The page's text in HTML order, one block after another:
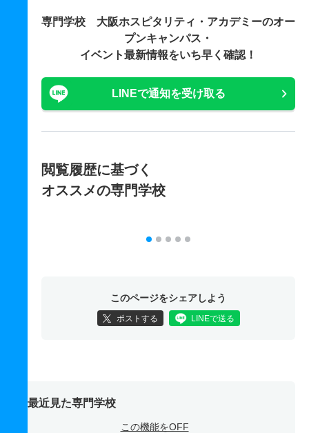
専門学校 大阪ホスピタリティ・アカデミーのオー
プンキャンパス・
イベント最新情報をいち早く確認！
LINEで通知を受け取る
閲覧履歴に基づく
オススメの専門学校
このページをシェアしよう
ポストする LINEで送る
最近見た専門学校
この機能をOFF